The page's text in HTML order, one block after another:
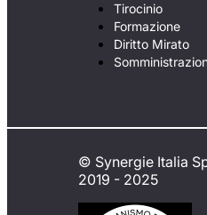
Tirocinio
Formazione
Diritto Mirato
© Synergie Italia
2019 - 2025